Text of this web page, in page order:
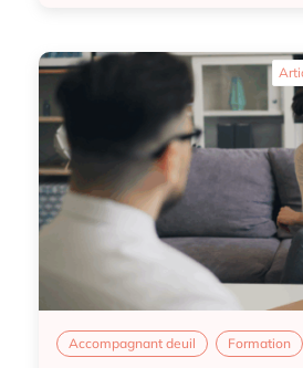
Accompagnant deuil Formation